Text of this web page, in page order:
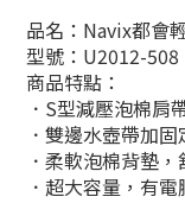
品名：Navix都會
型號： U2012-508
商品特點：
．S型減壓泡棉肩
．雙邊水壺帶加
．柔軟泡棉背墊
．超大容量，有